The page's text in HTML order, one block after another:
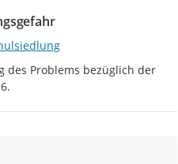
des Problems bezüglich der